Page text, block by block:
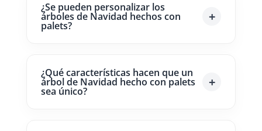
¿Se pueden personalizar los
árboles de Navidad hechos con
palets?
¿Qué características hacen que un
árbol de Navidad hecho con palets
sea único?